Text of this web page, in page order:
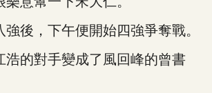
，下午便開始四強爭奪戰。
的對手變成了風回峰的曾書